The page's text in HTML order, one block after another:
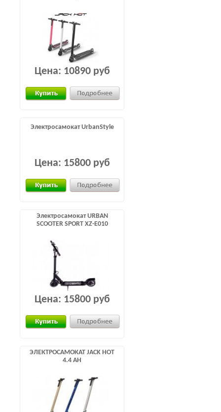
Цена: 10890 руб
Электросамокат UrbanStyle
Цена: 15800 руб
Электросамокат URBAN
SCOOTER SPORT XZ-E010
Цена: 15800 руб
ЭЛЕКТРОСАМОКАТ JACK HOT
4.4 AH